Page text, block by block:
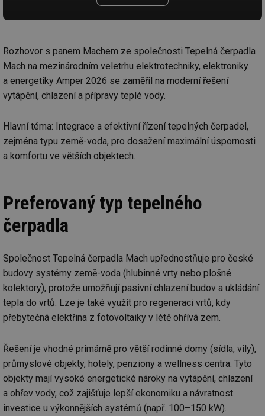
Rozhovor s panem Machem ze společnosti Tepelná čerpadla
Mach na mezinárodním veletrhu elektrotechniky, elektroniky
a energetiky Amper 2026 se zaměřil na moderní řešení
vytápění, chlazení a přípravy teplé vody.
Hlavní téma: Integrace a efektivní řízení tepelných čerpadel,
zejména typu země-voda, pro dosažení maximální úspornosti
a komfortu ve větších objektech.
Preferovaný typ tepelného
čerpadla
Společnost Tepelná čerpadla Mach upřednostňuje pro české
budovy systémy země-voda (hlubinné vrty nebo plošné
kolektory), protože umožňují pasivní chlazení budov a ukládání
tepla do vrtů. Lze je také využít pro regeneraci vrtů, kdy
přebytečná elektřina z fotovoltaiky v létě ohřívá zem.
Řešení je vhodné primárně pro větší rodinné domy (sídla, vily),
průmyslové objekty, hotely, penziony a wellness centra. Tyto
objekty mají vysoké energetické nároky na vytápění, chlazení
a ohřev vody, což zajišťuje lepší ekonomiku a návratnost
investice u výkonnějších systémů (např. 100–150 kW).